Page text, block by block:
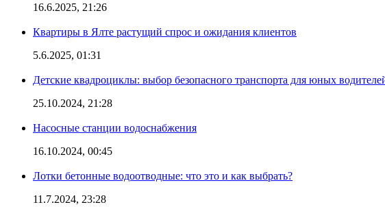
16.6.2025, 21:26
Квартиры в Ялте растущий спрос и ожидания клиентов
5.6.2025, 01:31
Детские квадроциклы: выбор безопасного транспорта для юных
25.10.2024, 21:28
Насосные станции водоснабжения
16.10.2024, 00:45
Лотки бетонные водоотводные: что это и как выбрать?
11.7.2024, 23:28